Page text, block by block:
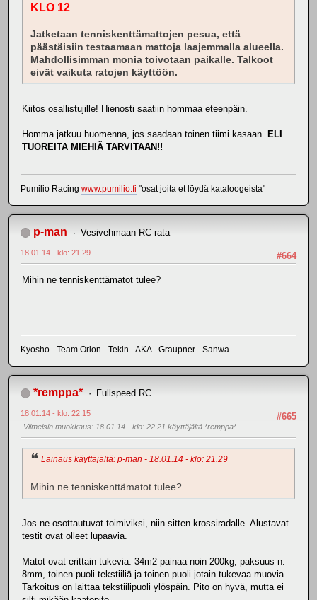
KLO 12
Jatketaan tenniskenttämattojen pesua, että
päästäisiin testaamaan mattoja laajemmalla alueella.
Mahdollisimman monia toivotaan paikalle. Talkoot
eivät vaikuta ratojen käyttöön.
Kiitos osallistujille! Hienosti saatiin hommaa eteenpäin.
Homma jatkuu huomenna, jos saadaan toinen tiimi kasaan.
ELI
TUOREITA MIEHIÄ TARVITAAN!!
Pumilio Racing www.pumilio.fi "osat joita et löydä kataloogeista"
p-man Vesivehmaan RC-rata
#664
18.01.14 - klo: 21.29
Mihin ne tenniskenttämatot tulee?
Kyosho - Team Orion - Tekin - AKA - Graupner - Sanwa
*remppa* Fullspeed RC
#665
18.01.14 - klo: 22.15
Viimeisin muokkaus: 18.01.14 - klo: 22.21 käyttäjältä *remppa*
Lainaus käyttäjältä: p-man - 18.01.14 - klo: 21.29
Mihin ne tenniskenttämatot tulee?
Jos ne osottautuvat toimiviksi, niin sitten krossiradalle. Alustavat
testit ovat olleet lupaavia.
Matot ovat erittain tukevia: 34m2 painaa noin 200kg, paksuus n.
8mm, toinen puoli tekstiiliä ja toinen puoli jotain tukevaa muovia.
Tarkoitus on laittaa tekstiilipuoli ylöspäin. Pito on hyvä, mutta ei